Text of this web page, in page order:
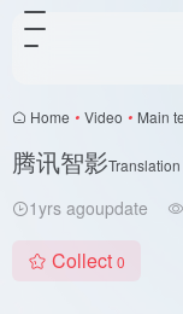
Home • Video • Main
腾讯智影
1yrs agoupdate
Collect 0